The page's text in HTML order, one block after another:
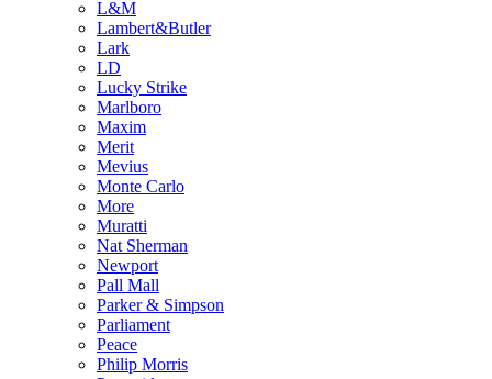
L&M
Lambert&Butler
Lark
LD
Lucky Strike
Marlboro
Maxim
Merit
Mevius
Monte Carlo
More
Muratti
Nat Sherman
Newport
Pall Mall
Parker & Simpson
Parliament
Peace
Philip Morris